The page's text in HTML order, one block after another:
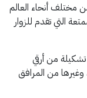
مختلف أنحاء العالم
التي تقدم للزوار
تشكيلة من أرقي
وغيرها من المرافق